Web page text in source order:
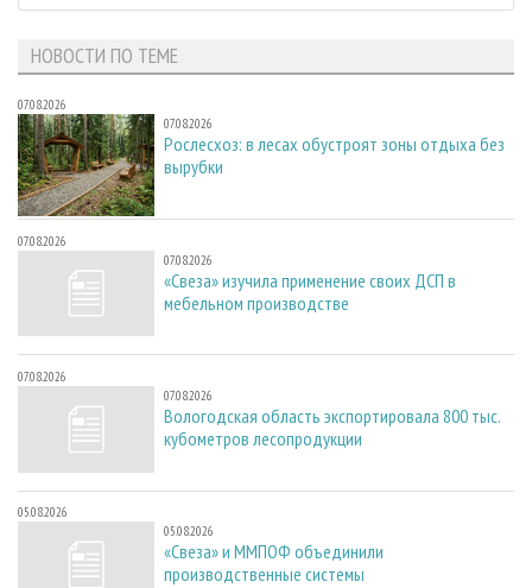
НОВОСТИ ПО ТЕМЕ
07.08.2026
07.08.2026
Рослесхоз: в лесах обустроят зоны отдыха без
вырубки
07.08.2026
07.08.2026
«Свеза» изучила применение своих ДСП в
мебельном производстве
07.08.2026
07.08.2026
Вологодская область экспортировала 800 тыс.
кубометров лесопродукции
05.08.2026
05.08.2026
«Свеза» и ММПОФ объединили
производственные системы